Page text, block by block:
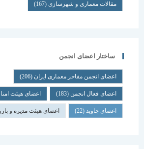
مقالات معماری و شهرسازی(167)
ساختار اعضای انجمن
اعضای انجمن مفاخر معماری ایران (206)
اعضای فعال انجمن(183) اعضای هیئت امنا(42)
اعضای جاوید(22) اعضای هیئت مدیره و بازرسان(7)